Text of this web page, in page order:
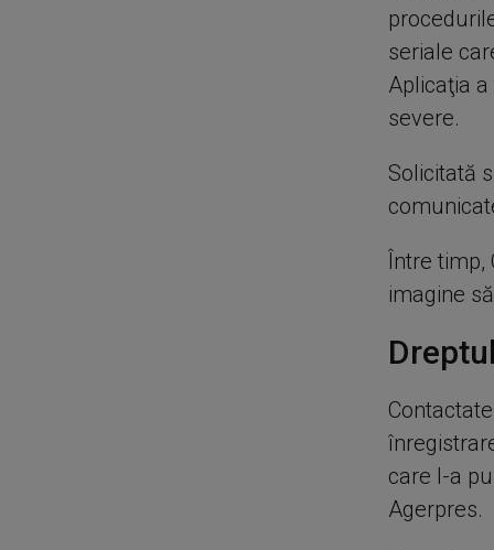
seriale
Aplicaţia
severe.
Solicitată
Între timp,
imagine
care l-a
Agerpres.